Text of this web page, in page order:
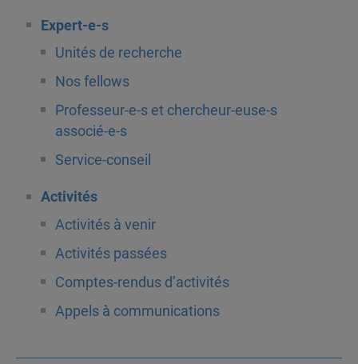
Expert-e-s
Unités de recherche
Nos fellows
Professeur-e-s et chercheur-euse-s
associé-e-s
Service-conseil
Activités
Activités à venir
Activités passées
Comptes-rendus d’activités
Appels à communications